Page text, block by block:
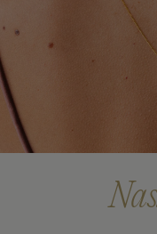
zależy między
częstotliwości
skóry.
Po upływie okresu
dokładamy
towarzyszyć Ci w